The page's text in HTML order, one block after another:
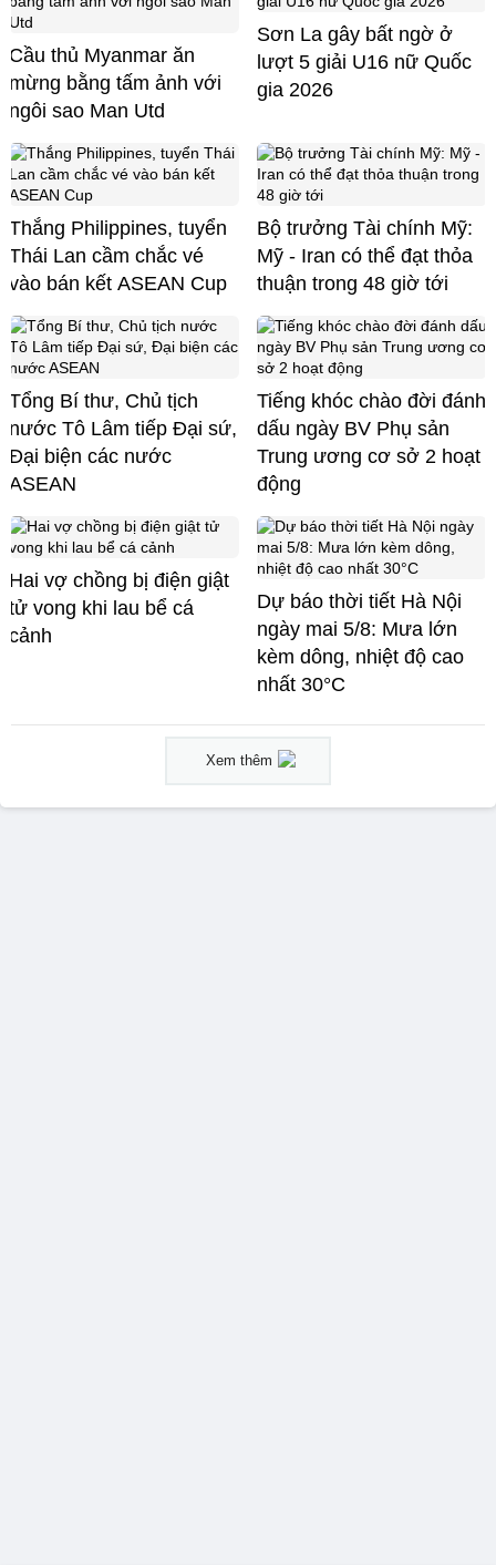
Cầu thủ Myanmar ăn
mừng bằng tấm ảnh với
ngôi sao Man Utd
Sơn La gây bất ngờ ở
lượt 5 giải U16 nữ Quốc
gia 2026
Thắng Philippines, tuyển
Thái Lan cầm chắc vé
vào bán kết ASEAN Cup
Bộ trưởng Tài chính Mỹ:
Mỹ - Iran có thể đạt thỏa
thuận trong 48 giờ tới
Tổng Bí thư, Chủ tịch
nước Tô Lâm tiếp Đại sứ,
Đại biện các nước
ASEAN
Tiếng khóc chào đời đánh
dấu ngày BV Phụ sản
Trung ương cơ sở 2 hoạt
động
Hai vợ chồng bị điện giật
tử vong khi lau bể cá
cảnh
Dự báo thời tiết Hà Nội
ngày mai 5/8: Mưa lớn
kèm dông, nhiệt độ cao
nhất 30°C
Xem thêm